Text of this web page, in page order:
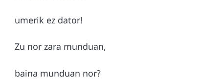
umerik ez dator!
Zu nor zara munduan,
baina munduan nor?